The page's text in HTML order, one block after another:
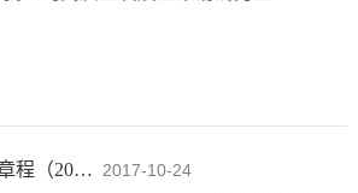
中国共产党章程（2017年修改） 2017-10-24